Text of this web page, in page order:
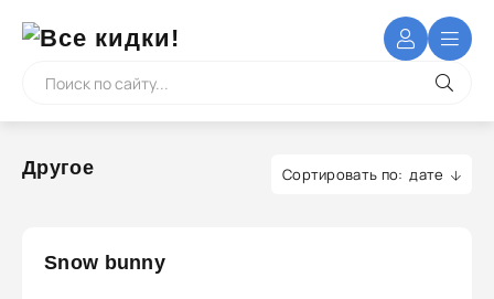
Другое дате
Snow bunny